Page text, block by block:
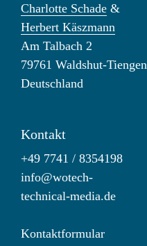
Charlotte Schade &
Herbert Käszmann
Am Talbach 2
79761 Waldshut-Tiengen
Deutschland
Kontakt
+49 7741 / 8354198
info@wotech-
technical-media.de
Kontaktformular